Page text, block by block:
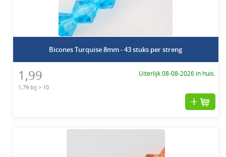
Bicones Turquise 8mm - 43 stuks per streng
1,99
1,79 bij > 10
Uiterlijk 08-08-2026 in huis.